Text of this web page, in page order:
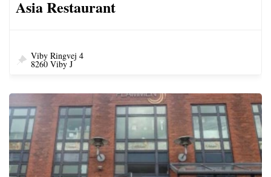
Asia Restaurant
Viby Ringvej 4
8260 Viby J